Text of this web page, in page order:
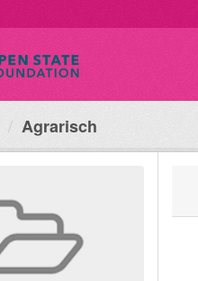
Agrarisch